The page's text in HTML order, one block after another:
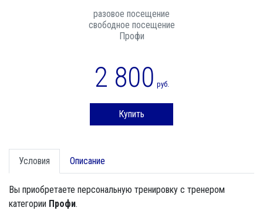
разовое посещение
свободное посещение
Профи
2 800 руб.
Купить
Условия Описание
Вы приобретаете персональную тренировку с тренером
категории Профи.